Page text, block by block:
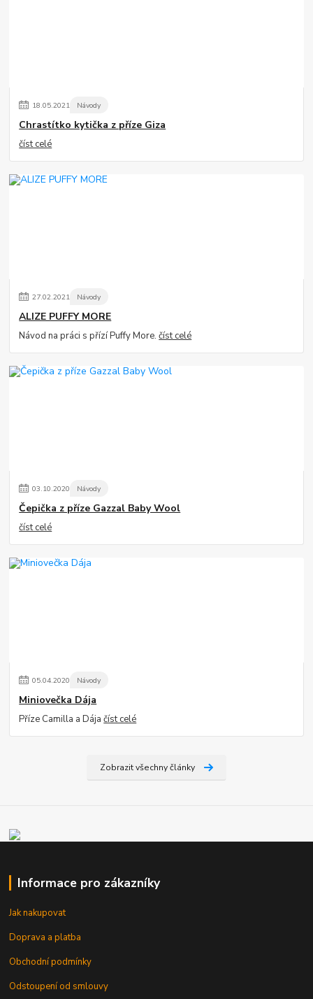
18.05.2021 Návody
Chrastítko kytička z příze Giza
číst celé
27.02.2021 Návody
ALIZE PUFFY MORE
Návod na práci s přízí Puffy More.číst celé
03.10.2020 Návody
Čepička z příze Gazzal Baby Wool
číst celé
05.04.2020 Návody
Miniovečka Dája
Příze Camilla a Dájačíst celé
Zobrazit všechny články
Informace pro zákazníky
Jak nakupovat
Doprava a platba
Obchodní podmínky
Odstoupení od smlouvy